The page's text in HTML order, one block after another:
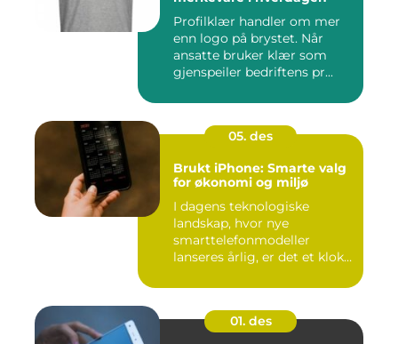
Profilklær handler om mer
enn logo på brystet. Når
ansatte bruker klær som
gjenspeiler bedriftens pr...
05. des
Brukt iPhone: Smarte valg
for økonomi og miljø
I dagens teknologiske
landskap, hvor nye
smarttelefonmodeller
lanseres årlig, er det et klokt
01. des